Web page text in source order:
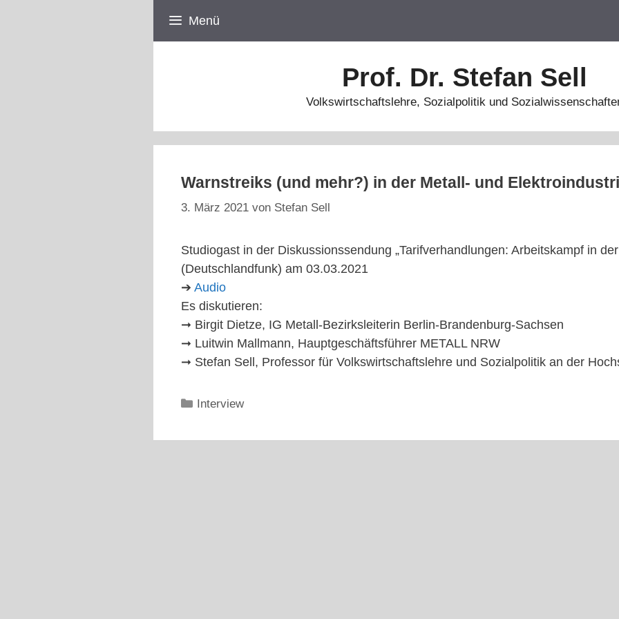
Menü
Prof. Dr. Stefan Sell
Volkswirtschaftslehre, Sozialpolitik und
Warnstreiks (und mehr?) in der Metall- und
3. März 2021 von Stefan Sell
Studiogast in der Diskussionssendung „Tarifverhandlungen: Arbeitskampf in
(Deutschlandfunk) am 03.03.2021
➔ Audio
Es diskutieren:
➞ Birgit Dietze, IG Metall-Bezirksleiterin Berlin-Brandenburg-Sachsen
➞ Luitwin Mallmann, Hauptgeschäftsführer METALL NRW
➞ Stefan Sell, Professor für Volkswirtschaftslehre und Sozialpolitik an der
Kategorien
Interview